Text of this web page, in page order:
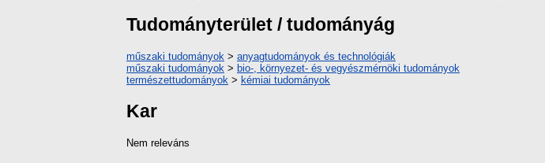
Tudományterület / tudományág
műszaki tudományok > anyagtudományok és technológiák
műszaki tudományok > bio-, környezet- és vegyészmérnöki tudományok
természettudományok > kémiai tudományok
Kar
Nem releváns